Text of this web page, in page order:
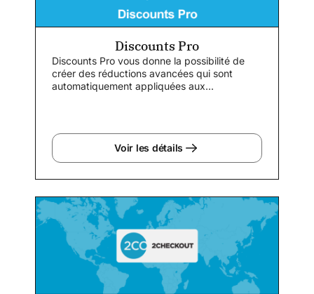
Discounts Pro
Discounts Pro vous donne la possibilité de
créer des réductions avancées qui sont
automatiquement appliquées aux...
Voir les détails